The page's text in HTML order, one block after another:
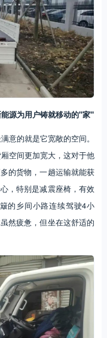
源为用户铸就移动的"家"
意的就是它宽敞的空间。
空间更加宽大，这对于他
的货物，一趟运输就能获
，特别是减震座椅，有效
的乡间小路连续驾驶4小
然疲惫，但坐在这舒适的